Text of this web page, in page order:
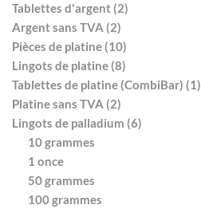
Tablettes d'argent (2)
Argent sans TVA (2)
Pièces de platine (10)
Lingots de platine (8)
Tablettes de platine (CombiBar) (1)
Platine sans TVA (2)
Lingots de palladium (6)
10 grammes
1 once
50 grammes
100 grammes